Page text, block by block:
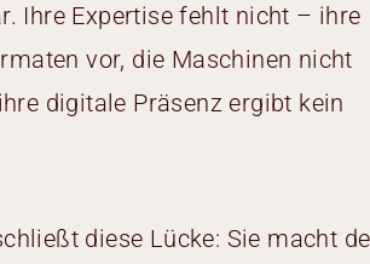
Ihre Expertise fehlt nicht – ihre
vor, die Maschinen nicht
digitale Präsenz ergibt kein
diese Lücke: Sie macht